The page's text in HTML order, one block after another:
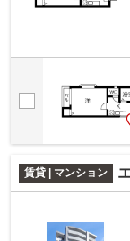
賃貸 | マンション